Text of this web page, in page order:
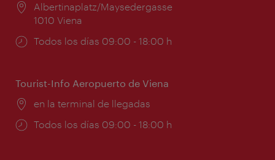
Lugar:
Albertinaplatz/Maysedergasse
1010 Viena
Horarios
Todos los días 09:00 - 18:00 h
Tourist-Info Aeropuerto de Viena
Lugar:
en la terminal de llegadas
Horarios
Todos los días 09:00 - 18:00 h